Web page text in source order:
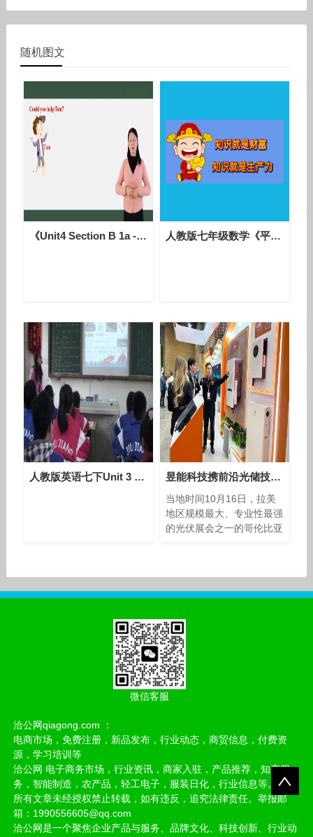
随机图文
《Unit4 Section B 1a - 1e(1)》初中英语七年级微课视频-南江县第四中学 人教版七年级数学《平行线的判定》优质课教学视频-执教刘老师
人教版英语七下Unit 3 Section B（1a-2b）课堂视频实录（熊姗姗） 昱能科技携前沿光储技术，加速拓展拉美市场！
当地时间10月16日，拉美
地区规模最大、专业性最强
的光伏展会之一的哥伦比亚
淀，聚焦前沿光储技术，带
微信客服
洽公网qiagong.com ：
电商市场，免费注册，新品发布，行业动态，商贸信息，付费资
源，学习培训等
洽公网 电子商务市场，行业资讯，商家入驻，产品推荐，知产服
务，智能制造，农产品，轻工电子，服装日化，行业信息等。
所有文章未经授权禁止转载，如有违反，追究法律责任。举报邮
箱：1990556605@qq.com
洽公网是一个聚焦企业产品与服务、品牌文化、科技创新、行业动